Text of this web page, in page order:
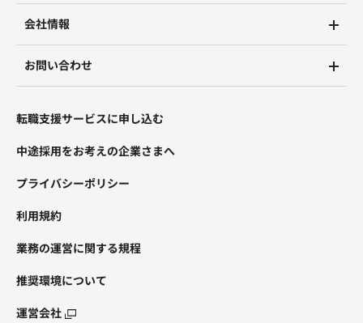
会社情報
お問い合わせ
転職支援サービスに申し込む
中途採用をお考えの企業さまへ
プライバシーポリシー
利用規約
業務の運営に関する規程
推奨環境について
運営会社